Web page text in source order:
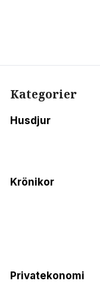
Kategorier
Husdjur
Krönikor
Privatekonomi